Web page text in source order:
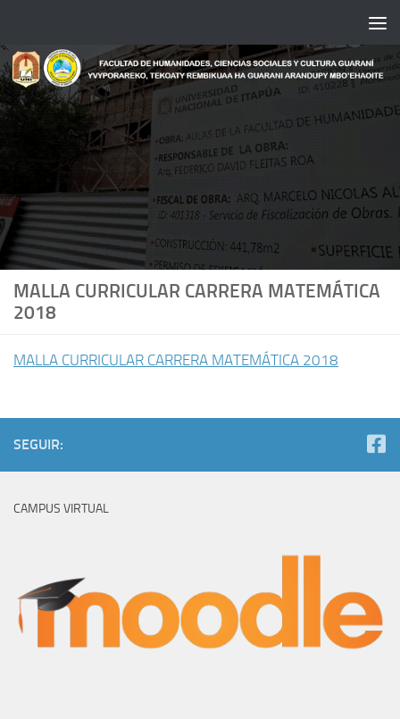
MALLA CURRICULAR CARRERA MATEMÁTICA
2018
MALLA CURRICULAR CARRERA MATEMÁTICA 2018
SEGUIR:
CAMPUS VIRTUAL